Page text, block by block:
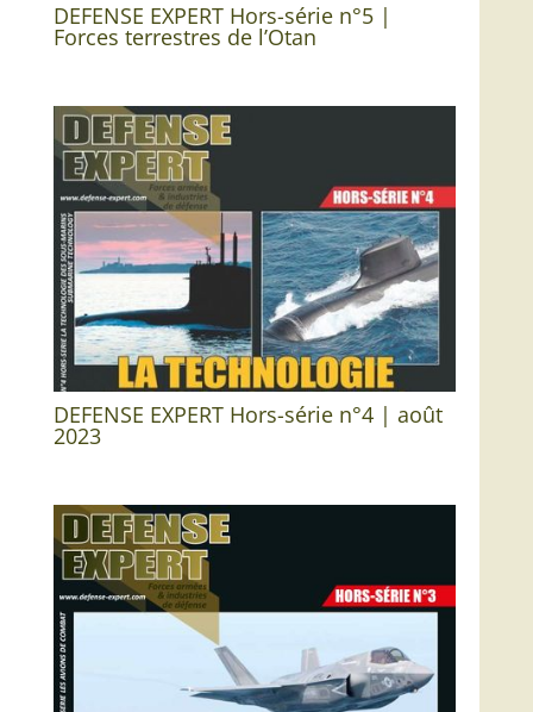
DEFENSE EXPERT Hors-série n°5 |
Forces terrestres de l’Otan
DEFENSE EXPERT Hors-série n°4 | août
2023